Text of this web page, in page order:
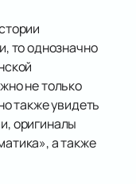
то однозначно
не только
также увидеть
оригиналы
а также